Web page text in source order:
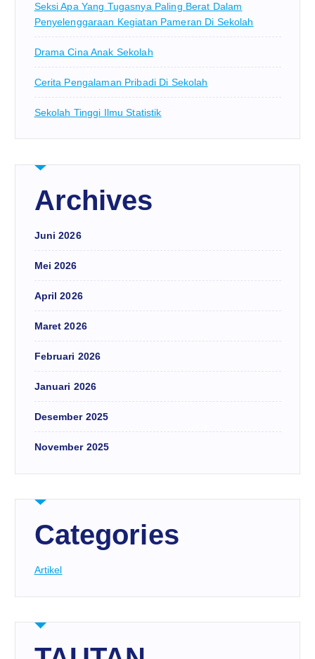
Seksi Apa Yang Tugasnya Paling Berat Dalam
Penyelenggaraan Kegiatan Pameran Di Sekolah
Drama Cina Anak Sekolah
Cerita Pengalaman Pribadi Di Sekolah
Sekolah Tinggi Ilmu Statistik
Archives
Juni 2026
Mei 2026
April 2026
Maret 2026
Februari 2026
Januari 2026
Desember 2025
November 2025
Categories
Artikel